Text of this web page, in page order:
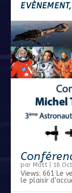
par Matt 18
Views: 661 Le
le plaisir